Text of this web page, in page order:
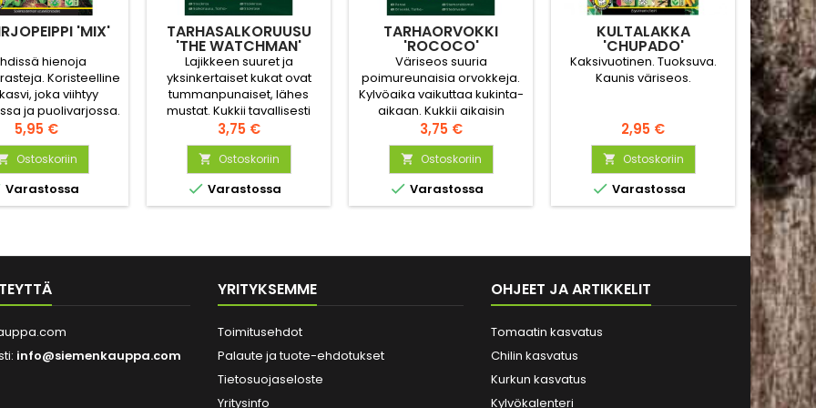
'MIX'
hienoja
Koristeellinen
joka viihtyy
ja puolivarjossa.
on monivuotinen,
voi talvehtia vain
Sopii
ruukkuihin tai
Sillä luodaan
kanssa.
Hinta
5,95 €
Ostoskoriin
Varastossa
TARHASALKORUUSU
'THE WATCHMAN'
Lajikkeen suuret ja
yksinkertaiset kukat ovat
tummanpunaiset, lähes
mustat. Kukkii tavallisesti
vuoden kuluttua kylvöstä,
aikaisin kylvettynä voi kukkia
samana vuonna.
Hinta
3,75 €
 Ostoskoriin
 Varastossa
TARHAORVOKKI
'ROCOCO'
Väriseos suuria
poimureunaisia orvokkeja.
Kylvöaika vaikuttaa kukinta-
aikaan. Kukkii aikaisin
keväällä elo-syyskuuussa
tai tammi-helmikuussa
kylvettynä.
Hinta
3,75 €
 Ostoskoriin
 Varastossa
KULTALAKKA
'CHUPADO'
Kaksivuotinen. Tuoksuva.
Kaunis väriseos.
Hinta
2,95 €
 Ostoskoriin
 Varastossa 
info@siemenkauppa.com
YRITYKSEMME
Toimitusehdot
Palaute ja tuote-ehdotukset
Tietosuojaseloste
Yritysinfo
OHJEET JA ARTIKKELIT
Tomaatin kasvatus
Chilin kasvatus
Kurkun kasvatus
Kylvökalenteri